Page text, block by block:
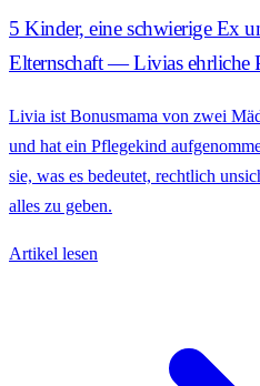
5 Kinder, eine schwierige Ex
Elternschaft — Livias ehrliche
Livia ist Bonusmama von zwei
und hat ein Pflegekind
sie, was es bedeutet, rechtlich
alles zu geben.
Artikel lesen